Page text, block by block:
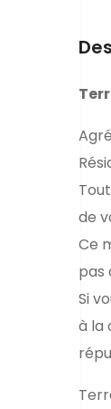
de
Ce
pas
Si
à la